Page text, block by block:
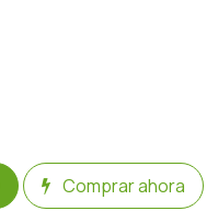
Comprar ahora